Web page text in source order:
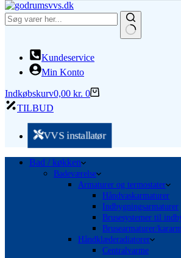
resultater Kundeservice
Min Konto
Indkøbskurv0,00 kr. 0
TILBUD
VVS installatør
Bad / køkken
Badeværelse
Armaturer og termostater
Håndvaskarmaturer
Indbygningsarmaturer
Brusesystemer til
Brusearmaturer/
Håndklæderadiatorer
Centralvarme